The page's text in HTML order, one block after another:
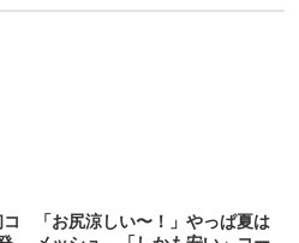
「お尻涼しい〜！」やっぱ夏は